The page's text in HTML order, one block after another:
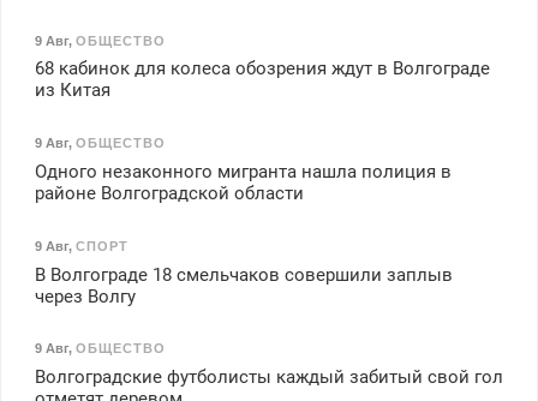
9 Авг, ОБЩЕСТВО
68 кабинок для колеса обозрения ждут в Волгограде
из Китая
9 Авг, ОБЩЕСТВО
Одного незаконного мигранта нашла полиция в
районе Волгоградской области
9 Авг, СПОРТ
В Волгограде 18 смельчаков совершили заплыв
через Волгу
9 Авг, ОБЩЕСТВО
Волгоградские футболисты каждый забитый свой гол